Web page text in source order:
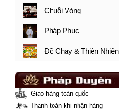
Chuỗi Vòng
Pháp Phục
Đồ Chay & Thiên Nhiên
Giao hàng toàn quốc
Thanh toán khi nhận hàng